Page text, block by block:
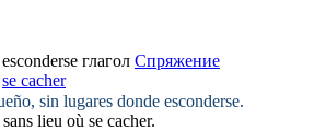
esconderse глагол Спряжение
se cacher
sin lugares donde esconderse.
lieu où se cacher.